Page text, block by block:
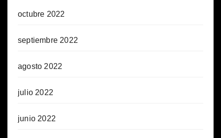
octubre 2022
septiembre 2022
agosto 2022
julio 2022
junio 2022